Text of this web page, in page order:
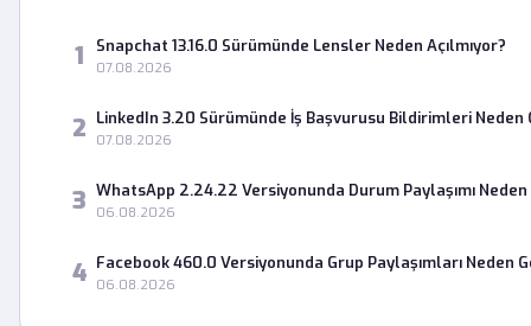
1 Snapchat 13.16.0 Sürümünde Lensler Neden Açılmıyor?
07.08.2026
2 LinkedIn 3.20 Sürümünde İş Başvurusu Bildirimleri Neden
07.08.2026
3 WhatsApp 2.24.22 Versiyonunda Durum Paylaşımı
06.08.2026
4 Facebook 460.0 Versiyonunda Grup Paylaşımları Neden
06.08.2026